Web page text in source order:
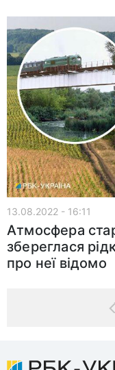
13.08.2022 - 16:11
Атмосфера
збереглася
про неї відомо